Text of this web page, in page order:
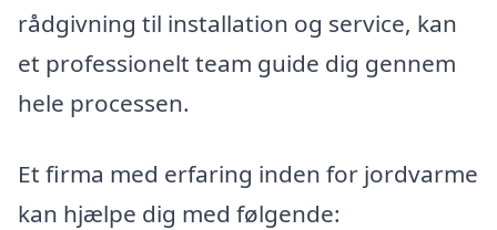
rådgivning til installation og service, kan
et professionelt team guide dig gennem
hele processen.
Et firma med erfaring inden for jordvarme
kan hjælpe dig med følgende: